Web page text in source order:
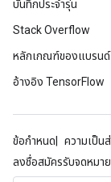
บันทึกประจำรุ่น
Stack Overflow
หลักเกณฑ์ของแบรนด์
อ้างอิง TensorFlow
ข้อกำหนด ความเป็น
ลงชื่อสมัครรับจดหมา